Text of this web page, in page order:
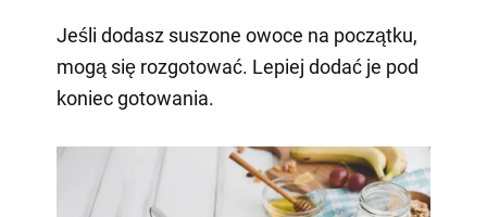
Jeśli dodasz suszone owoce na początku,
mogą się rozgotować. Lepiej dodać je pod
koniec gotowania.